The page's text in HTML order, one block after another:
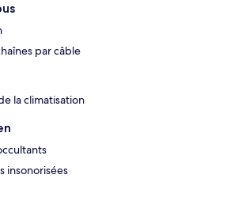
par câble
la climatisation
insonorisées